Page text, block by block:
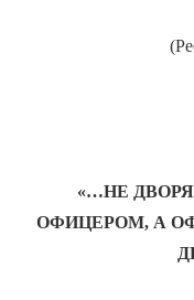
«…НЕ
ОФИЦЕРОМ, А